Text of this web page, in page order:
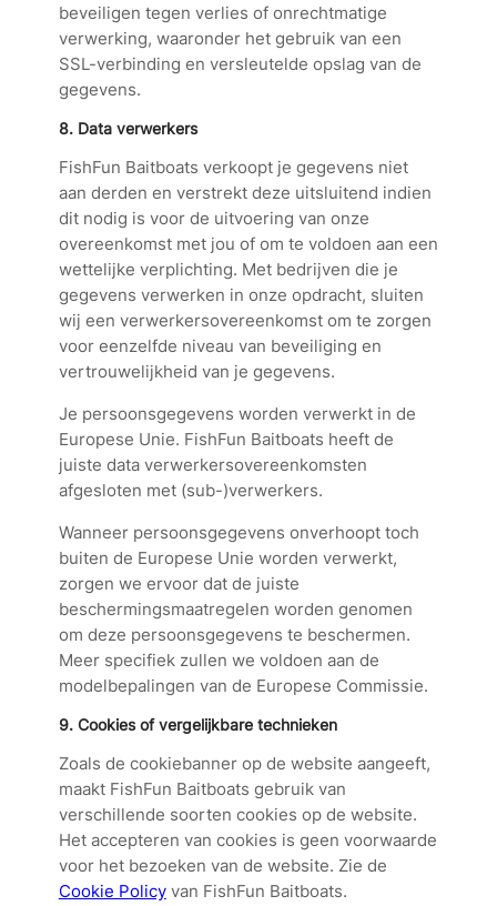
beveiligen tegen verlies of onrechtmatige
verwerking, waaronder het gebruik van een
SSL-verbinding en versleutelde opslag van de
gegevens.
8. Data verwerkers
FishFun Baitboats verkoopt je gegevens niet
aan derden en verstrekt deze uitsluitend indien
dit nodig is voor de uitvoering van onze
overeenkomst met jou of om te voldoen aan een
wettelijke verplichting. Met bedrijven die je
gegevens verwerken in onze opdracht, sluiten
wij een verwerkersovereenkomst om te zorgen
voor eenzelfde niveau van beveiliging en
vertrouwelijkheid van je gegevens.
Je persoonsgegevens worden verwerkt in de
Europese Unie. FishFun Baitboats heeft de
juiste data verwerkersovereenkomsten
afgesloten met (sub-)verwerkers.
Wanneer persoonsgegevens onverhoopt toch
buiten de Europese Unie worden verwerkt,
zorgen we ervoor dat de juiste
beschermingsmaatregelen worden genomen
om deze persoonsgegevens te beschermen.
Meer specifiek zullen we voldoen aan de
modelbepalingen van de Europese Commissie.
9. Cookies of vergelijkbare technieken
Zoals de cookiebanner op de website aangeeft,
maakt FishFun Baitboats gebruik van
verschillende soorten cookies op de website.
Het accepteren van cookies is geen voorwaarde
voor het bezoeken van de website. Zie de
Cookie Policyvan FishFun Baitboats.